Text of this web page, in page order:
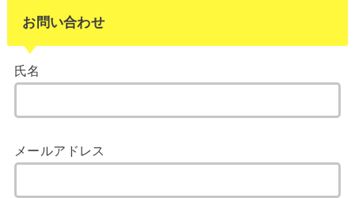
お問い合わせ
氏名
メールアドレス